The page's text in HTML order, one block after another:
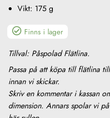
Vikt: 175 g
Finns i lager
PÅSPOLAD
FLÄTLINA
Tillval: Påspolad Flätlina.
Passa på att köpa till flätlina
innan vi skickar.
Skriv en kommentar i kassan
dimension. Annars spolar vi